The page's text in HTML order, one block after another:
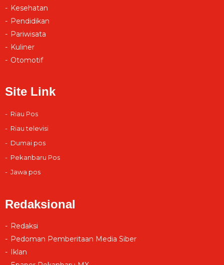
Kesehatan
Pendidikan
Pariwisata
Kuliner
Otomotif
Site Link
Riau Pos
Riau televisi
Dumai pos
Pekanbaru Pos
Jawa pos
Redaksional
Redaksi
Pedoman Pemberitaan Media Siber
Iklan